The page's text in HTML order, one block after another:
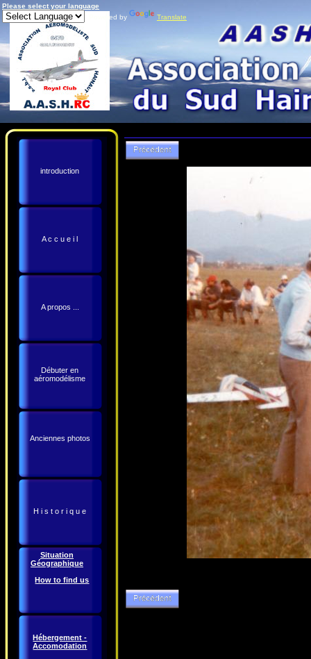
Please select your language
Powered by
Translate
introduction
A c c u e i l
A propos ...
Débuter en
aéromodélisme
Anciennes photos
H i s t o r i q u e
Situation
Géographique
How to find us
Hébergement -
Accomodation